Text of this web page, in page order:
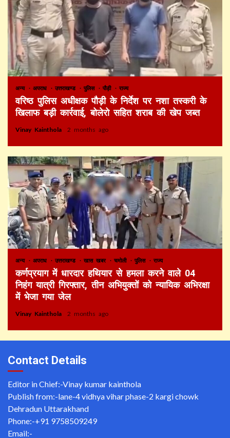
अन्य अपराध उत्तराखण्ड पुलिस पौड़ी राज्य
वरिष्ठ पुलिस अधीक्षक पौड़ी के निर्देश पर नशा तस्करी के
खिलाफ बड़ी कार्रवाई, बोलेरो सहित शराब की खेप जब्त
Vinay Kainthola 2 months ago
अन्य अपराध उत्तराखण्ड खास खबर चमोली पुलिस राज्य
कर्णप्रयाग में धारदार हथियार से हमला करने वाले 04
निहंग यात्री गिरफ्तार, तीन अभियुक्तों को न्यायिक अभिरक्षा
में भेजा गया जेल
Vinay Kainthola 2 months ago
Contact Details
Editor in Chief:-Vinay kumar kainthola
Publish from:-lane-4 vidhya vihar phase-2 kargi chowk
Dehradun Uttarakhand
Phone:-+91 9758509249
Email:-